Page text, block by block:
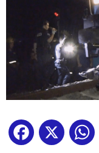
Facebook
X